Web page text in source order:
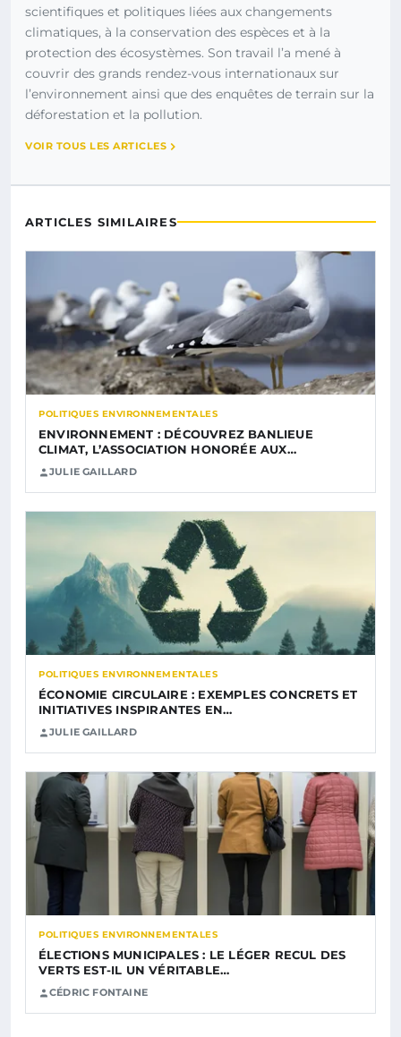
scientifiques et politiques liées aux changements
climatiques, à la conservation des espèces et à la
protection des écosystèmes. Son travail l’a mené à
couvrir des grands rendez-vous internationaux sur
l’environnement ainsi que des enquêtes de terrain sur la
déforestation et la pollution.
VOIR TOUS LES ARTICLES
ARTICLES SIMILAIRES
POLITIQUES ENVIRONNEMENTALES
ENVIRONNEMENT : DÉCOUVREZ BANLIEUE
CLIMAT, L’ASSOCIATION HONORÉE AUX…
JULIE GAILLARD
POLITIQUES ENVIRONNEMENTALES
ÉCONOMIE CIRCULAIRE : EXEMPLES CONCRETS ET
INITIATIVES INSPIRANTES EN…
JULIE GAILLARD
POLITIQUES ENVIRONNEMENTALES
ÉLECTIONS MUNICIPALES : LE LÉGER RECUL DES
VERTS EST-IL UN VÉRITABLE…
CÉDRIC FONTAINE